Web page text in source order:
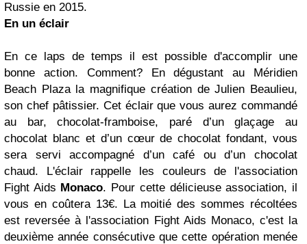
Russie en 2015.
En un éclair
En ce laps de temps il est possible d'accomplir une
bonne action. Comment? En dégustant au Méridien
Beach Plaza la magnifique création de Julien Beaulieu,
son chef pâtissier. Cet éclair que vous aurez commandé
au bar, chocolat-framboise, paré d’un glaçage au
chocolat blanc et d’un cœur de chocolat fondant, vous
sera servi accompagné d’un café ou d’un chocolat
chaud. L'éclair rappelle les couleurs de l'association
Fight Aids Monaco. Pour cette délicieuse association, il
vous en coûtera 13€. La moitié des sommes récoltées
est reversée à l'association Fight Aids Monaco, c'est la
deuxième année consécutive que cette opération menée